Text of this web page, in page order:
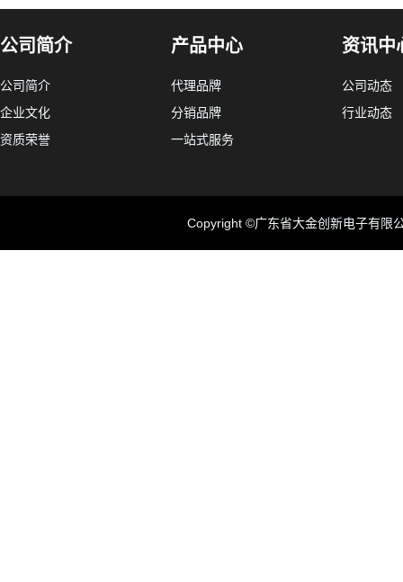
公司简介
公司简介
企业文化
资质荣誉
产品中心
代理品牌
分销品牌
一站式服务
资讯中
公司动态
行业动态
Copyright ©广东省大金创新电子有限